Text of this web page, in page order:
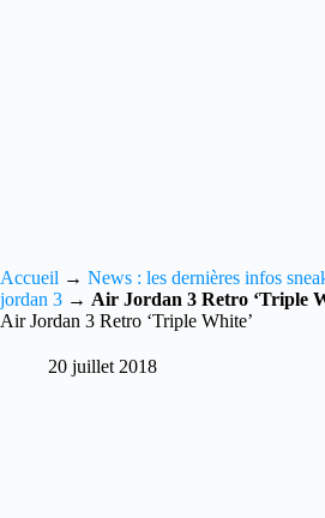
Accueil → News : les dernières infos
jordan 3 → Air Jordan 3 Retro ‘Triple
Air Jordan 3 Retro ‘Triple White’
20 juillet 2018